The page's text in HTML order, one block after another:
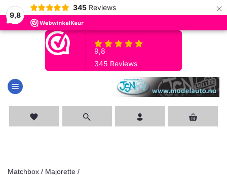
9,8
345 Reviews ×
menu
favorite
Matchbox / Majorette /